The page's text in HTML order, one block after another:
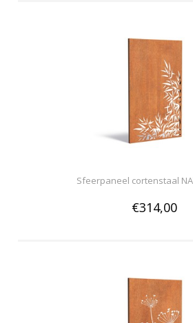
Sfeerpaneel cortenstaal
€314,00